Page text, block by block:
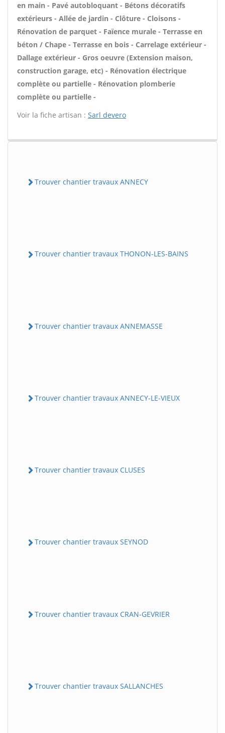
en main - Pavé autobloquant - Bétons décoratifs
extérieurs - Allée de jardin - Clôture - Cloisons -
Rénovation de parquet - Faïence murale - Terrasse en
béton / Chape - Terrasse en bois - Carrelage extérieur -
Dallage extérieur - Gros oeuvre (Extension maison,
construction garage, etc) - Rénovation électrique
complète ou partielle - Rénovation plomberie
complète ou partielle -
Voir la fiche artisan : Sarl devero
Trouver chantier travaux ANNECY
Trouver chantier travaux THONON-LES-BAINS
Trouver chantier travaux ANNEMASSE
Trouver chantier travaux ANNECY-LE-VIEUX
Trouver chantier travaux CLUSES
Trouver chantier travaux SEYNOD
Trouver chantier travaux CRAN-GEVRIER
Trouver chantier travaux SALLANCHES